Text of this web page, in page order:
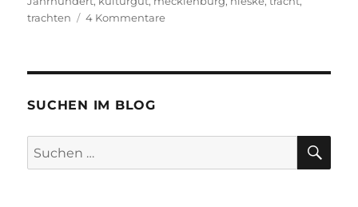
trachten
4 Kommentarezu
SUCHEN IM BLOG
Suchen
nach: